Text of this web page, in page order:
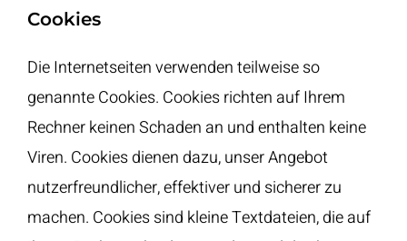
Cookies
Die Internetseiten verwenden teilweise so
genannte Cookies. Cookies richten auf Ihrem
Rechner keinen Schaden an und enthalten keine
Viren. Cookies dienen dazu, unser Angebot
nutzerfreundlicher, effektiver und sicherer zu
machen. Cookies sind kleine Textdateien, die auf